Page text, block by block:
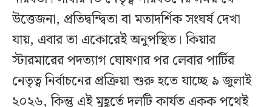
উত্তেজনা, প্রতিদ্বন্দ্বিতা বা মতাদর্শিক সংঘর্ষ দেখা
যায়, এবার তা একোরেই অনুপস্থিত। কিয়ার
স্টারমারের পদত্যাগ ঘোষণার পর লেবার পার্টির
নেতৃত্ব নির্বাচনের প্রক্রিয়া শুরু হতে যাচ্ছে ৯ জুলাই
২০২৬, কিন্তু এই মুহূর্তে দলটি কার্যত একক পথেই